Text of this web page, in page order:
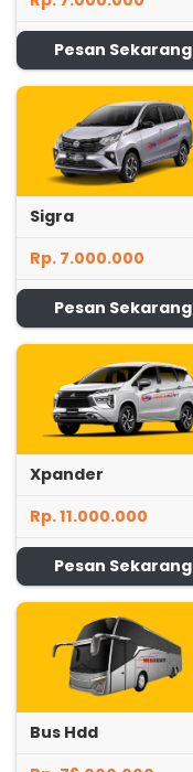
Pesan Sekarang
Sigra
Rp. 7.000.000
Pesan Sekarang
Xpander
Rp. 11.000.000
Pesan Sekarang
Bus Hdd